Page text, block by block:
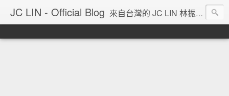
JC LIN - Official Blog 來自台灣的 JC LIN 林振宇 的部落格